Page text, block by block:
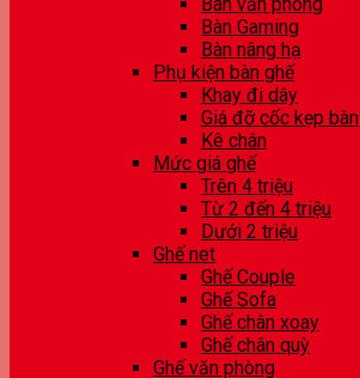
Bàn Gaming
Bàn nâng hạ
Phụ kiện bàn ghế
Khay đi dây
Giá đỡ cốc kẹp bàn
Kê chân
Mức giá ghế
Trên 4 triệu
Từ 2 đến 4 triệu
Dưới 2 triệu
Ghế net
Ghế Couple
Ghế Sofa
Ghế chân xoay
Ghế chân quỳ
Ghế văn phòng